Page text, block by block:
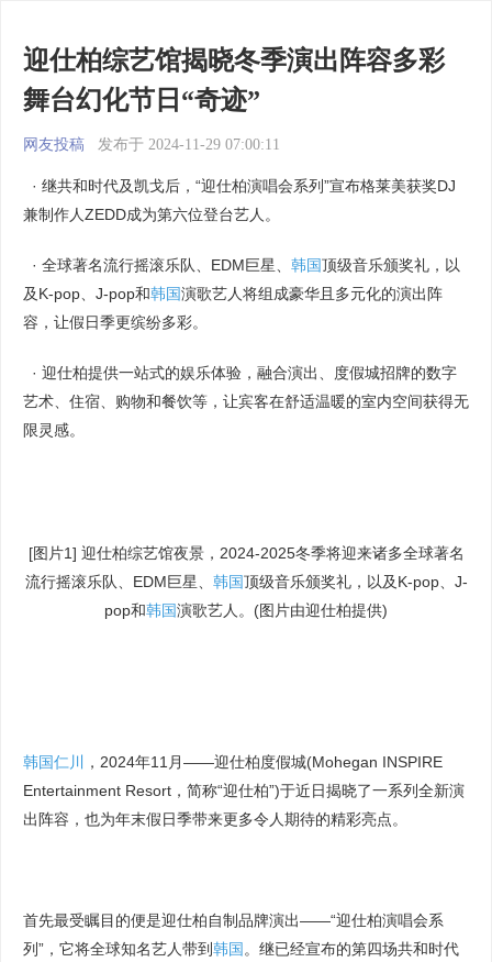
迎仕柏综艺馆揭晓冬季演出阵容多彩
舞台幻化节日“奇迹”
网友投稿 发布于 2024-11-29 07:00:11
· 继共和时代及凯戈后，“迎仕柏演唱会系列”宣布格莱美获奖DJ
兼制作人ZEDD成为第六位登台艺人。
· 全球著名流行摇滚乐队、EDM巨星、 韩国顶级音乐颁奖礼，以
及K-pop、J-pop和韩国演歌艺人将组成豪华且多元化的演出阵
容，让假日季更缤纷多彩。
· 迎仕柏提供一站式的娱乐体验，融合演出、度假城招牌的数字
艺术、住宿、购物和餐饮等，让宾客在舒适温暖的室内空间获得无
限灵感。
[图片1] 迎仕柏综艺馆夜景，2024-2025冬季将迎来诸多全球著名
流行摇滚乐队、EDM巨星、 韩国顶级音乐颁奖礼，以及K-pop、J-
pop和韩国演歌艺人。(图片由迎仕柏提供)
韩国仁川
，2024年11月——迎仕柏度假城(Mohegan INSPIRE
Entertainment Resort，简称“迎仕柏”)于近日揭晓了一系列全新演
出阵容，也为年末假日季带来更多令人期待的精彩亮点。
首先最受瞩目的便是迎仕柏自制品牌演出——“迎仕柏演唱会系
列”，它将全球知名艺人带到韩国 。继已经宣布的第四场共和时代